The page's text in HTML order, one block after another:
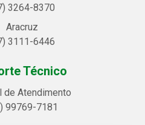
3264-8370
Aracruz
3111-6446
Técnico
de Atendimento
99769-7181